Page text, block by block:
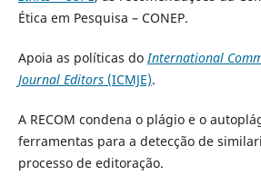
Ética em Pesquisa – CONEP.
Apoia as políticas doInternational
Journal Editors(ICMJE).
A RECOM condena o plágio e o
ferramentas para a detecção de
processo de editoração.